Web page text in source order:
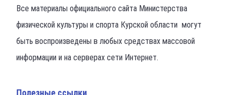
Все материалы официального сайта Министерства
физической культуры и спорта Курской области могут
быть воспроизведены в любых средствах массовой
информации и на серверах сети Интернет.
Полезные ссылки